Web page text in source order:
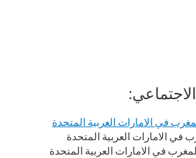
في الامارات العربية المتحدة
في الامارات العربية المتحدة
في الامارات العربية المتحدة